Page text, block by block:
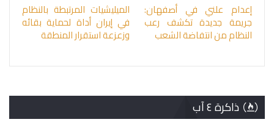
إعدام علني في أصفهان:
جريمة جديدة تكشف رعب
النظام من انتفاضة الشعب
الميليشيات المرتبطة بالنظام
في إيران أداة لحماية بقائه
وزعزعة استقرار المنطقة
ذاكرة ٤ آب